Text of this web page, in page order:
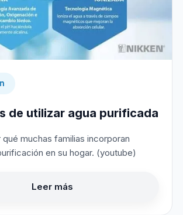
de utilizar agua purificada
muchas familias incorporan
en su hogar. (youtube)
Leer más